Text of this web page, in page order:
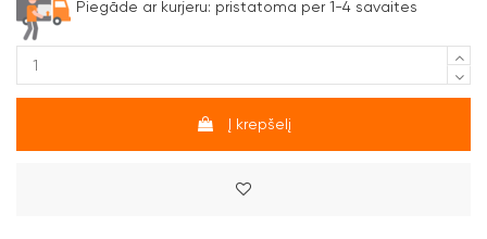
Piegāde ar kurjeru: pristatoma per 1-4 savaites
Į krepšelį